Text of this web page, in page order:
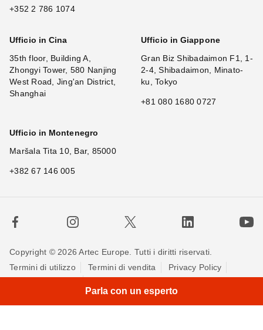
+352 2 786 1074
Ufficio in Cina
35th floor, Building A,
Zhongyi Tower, 580 Nanjing
West Road, Jing'an District,
Shanghai
Ufficio in Giappone
Gran Biz Shibadaimon F1, 1-
2-4, Shibadaimon, Minato-
ku, Tokyo
+81 080 1680 0727
Ufficio in Montenegro
Maršala Tita 10, Bar, 85000
+382 67 146 005
Copyright © 2026 Artec Europe. Tutti i diritti riservati.
Termini di utilizzo
Termini di vendita
Privacy Policy
Parla con un esperto